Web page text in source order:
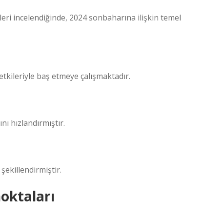
incelendiğinde, 2024 sonbaharına ilişkin temel
baş etmeye çalışmaktadır.
hızlandırmıştır.
şekillendirmiştir.